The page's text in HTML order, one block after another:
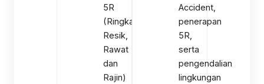
5R
(Ringkas,Rapi,
Resik,
Rawat
dan
Rajin)
Accident,
penerapan
5R,
serta
pengendalian
lingkungan